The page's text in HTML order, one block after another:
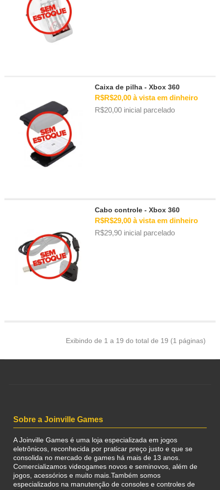
Caixa de pilha - Xbox 360
R$R$20,00 à vista em dinheiro
R$20,00 inicial parcelado
Cabo controle - Xbox 360
R$R$29,00 à vista em dinheiro
R$29,90 inicial parcelado
Exibindo de 1 a 19 do total de 19 (1 páginas)
Sobre a Joinville Games
A Joinville Games é uma loja especializada em jogos
eletrônicos, reconhecida por praticar preço justo e que se
consolida no mercado de games há mais de 13 anos.
Comercializamos videogames novos e seminovos, além de
jogos, acessórios e muito mais.Também somos
especializados na manutenção de consoles e controles de